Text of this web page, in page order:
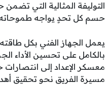
التوليفة المثالية التي
حسم كل تحدٍ يواجه
يعمل الجهاز الفني بكل
بالكامل على تحسين الأداء
معسكر الإعداد إلى
مسيرة الفريق نحو تحقيق